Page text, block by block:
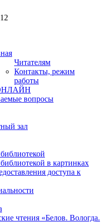
Читателям
Контакты, режим
работы
ОНЛАЙН
вопросы
зал
в картинках
доступа к
чтения «Белов. Вологда.